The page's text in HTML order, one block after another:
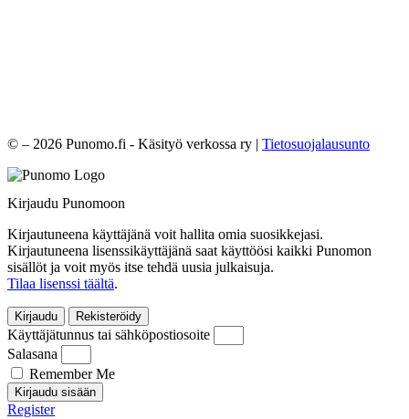
© – 2026 Punomo.fi - Käsityö verkossa ry | Tietosuojalausunto
Kirjaudu Punomoon
Kirjautuneena käyttäjänä voit hallita omia suosikkejasi.
Kirjautuneena lisenssikäyttäjänä saat käyttöösi kaikki Punomon
sisällöt ja voit myös itse tehdä uusia julkaisuja.
Tilaa lisenssi täältä.
Kirjaudu Rekisteröidy
Käyttäjätunnus tai sähköpostiosoite
Salasana
Remember Me
Kirjaudu sisään
Register